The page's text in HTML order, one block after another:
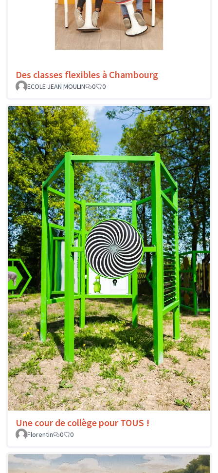
Des classes flexibles à Chambourg
ECOLE JEAN MOULIN 0 0
Une cour de collège pour TOUS !
Florentin 0 0